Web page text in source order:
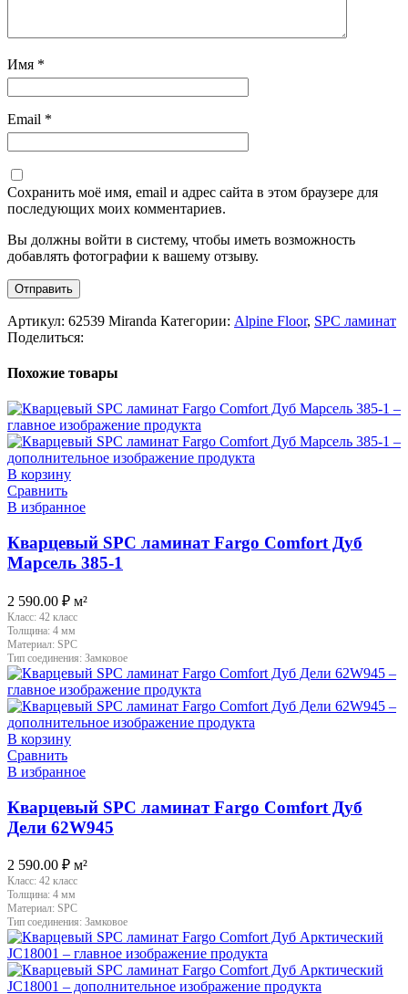
Имя *
Email *
Сохранить моё имя, email и адрес сайта в этом браузере для
последующих моих комментариев.
Вы должны войти в систему, чтобы иметь возможность
добавлять фотографии к вашему отзыву.
Артикул: 62539 Miranda Категории: Alpine Floor, SPC ламинат
Поделиться:
Похожие товары
В корзину
Сравнить
В избранное
Кварцевый SPC ламинат Fargo Comfort Дуб
Марсель 385-1
2 590.00 ₽ м²
Класс: 42 класс
Толщина: 4 мм
Материал: SPC
Тип соединения: Замковое
В корзину
Сравнить
В избранное
Кварцевый SPC ламинат Fargo Comfort Дуб
Дели 62W945
2 590.00 ₽ м²
Класс: 42 класс
Толщина: 4 мм
Материал: SPC
Тип соединения: Замковое